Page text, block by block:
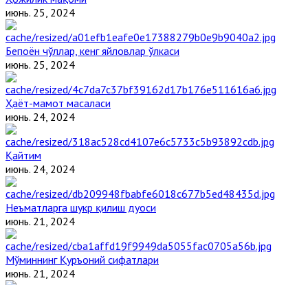
июнь. 25, 2024
Бепоён чўллар, кенг яйловлар ўлкаси
июнь. 25, 2024
Ҳаёт-мамот масаласи
июнь. 24, 2024
Қайтим
июнь. 24, 2024
Неъматларга шукр қилиш дуоси
июнь. 21, 2024
Мўминнинг Қуръоний сифатлари
июнь. 21, 2024